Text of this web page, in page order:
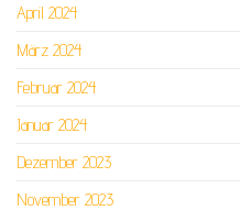
April 2024
März 2024
Februar 2024
Januar 2024
Dezember 2023
November 2023